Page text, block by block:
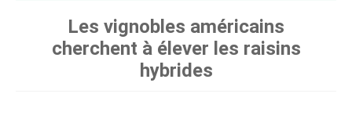
Les vignobles américains
cherchent à élever les raisins
hybrides